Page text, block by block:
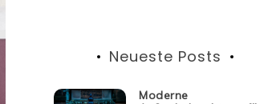
Neueste Posts
Moderne